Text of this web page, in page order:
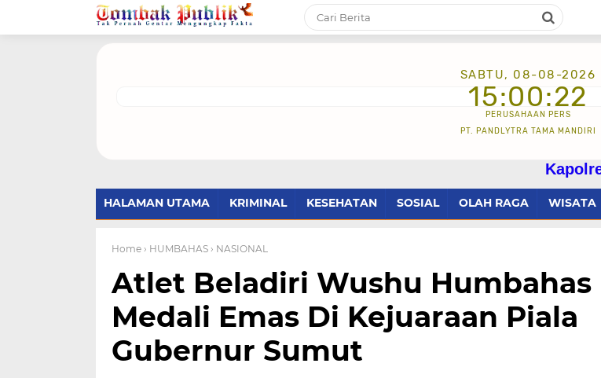
SABTU, 08-08-2026
15:00:24
PERUSAHAAN PERS
PT. PANDLYTRA TAMA MANDIRI
Kapolres Samosir
HALAMAN UTAMA KRIMINAL KESEHATAN SOSIAL OLAH RAGA WISATA
Home › HUMBAHAS › NASIONAL
Atlet Beladiri Wushu Humbahas
Medali Emas Di Kejuaraan Piala
Gubernur Sumut